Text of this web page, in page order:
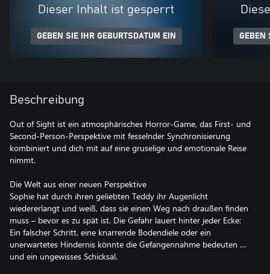
Dieser Inhalt ist gesperrt
GEBEN SIE IHR GEBURTSDATUM EIN GEBEN
Beschreibung
Out of Sight ist ein atmosphärisches Horror-Game, das First- und
Second-Person-Perspektive mit fesselnder Synchronisierung
kombiniert und dich mit auf eine gruselige und emotionale Reise
nimmt.
Die Welt aus einer neuen Perspektive
Sophie hat durch ihren geliebten Teddy ihr Augenlicht
wiedererlangt und weiß, dass sie einen Weg nach draußen finden
muss – bevor es zu spät ist. Die Gefahr lauert hinter jeder Ecke:
Ein falscher Schritt, eine knarrende Bodendiele oder ein
unerwartetes Hindernis könnte die Gefangennahme bedeuten …
und ein ungewisses Schicksal.